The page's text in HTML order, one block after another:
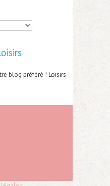
blog préféré ! Loisirs